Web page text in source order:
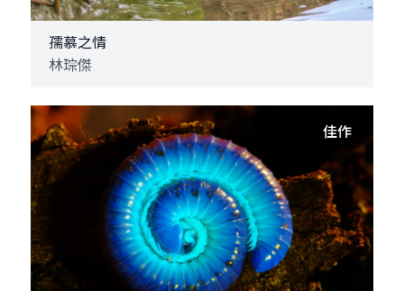
孺慕之情
林琮傑
佳作